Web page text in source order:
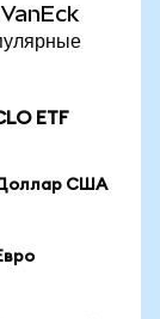
VanEck
ETF
Доллар США